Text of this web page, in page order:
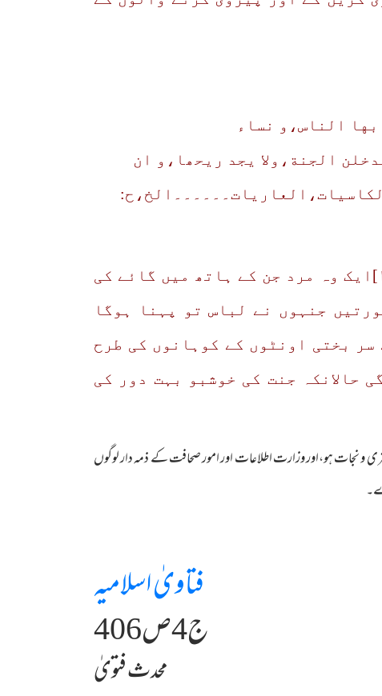
الناس،و نساء
الجنة،ولا یجد ریحھا،و ان
’’جہنمیوں کی دو جماتیں ایسی ہیں جنہیں میں نے اب تک نہیں دیکھا [۱]ایک وہ مرد جن کے ہاتھ میں گائے کی
گے،جن کے ساتھ لوگوں کو ماریں گے۔[۲] ایسی عورتیں جنہوں نے لباس تو پہنا ہوگا
بختی اونٹوں کے کوہانوں کی طرح
حالانکہ جنت کی خوشبو بہت دور کی
و نجات ہو،اور وزارت اطلاعات اور امور صحافت کے ذمہ دار لوگوں
فتاویٰ اسلامیہ
ج4ص406
محدث فتویٰ